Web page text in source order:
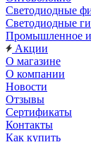
Светодиодные
Светодиодные
Промышленное и
Акции
О магазине
О компании
Новости
Отзывы
Сертификаты
Контакты
Как купить